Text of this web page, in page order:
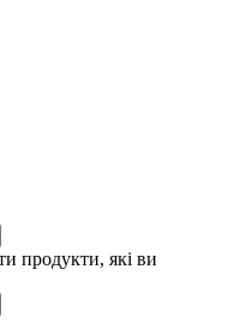
продукти, які ви